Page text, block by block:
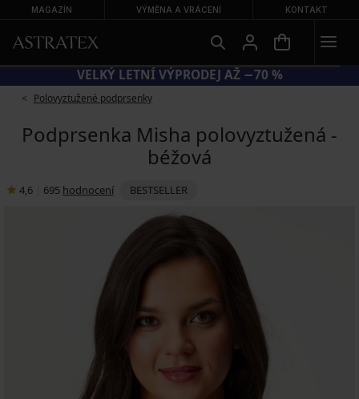
MAGAZÍN VÝMĚNA A VRÁCENÍ KONTAKT
KÓD BRA20 = PODPRSENKY −20 %
Polovyztužené podprsenky
Podprsenka Misha polovyztužená -
béžová
4,6 695 hodnocení BESTSELLER